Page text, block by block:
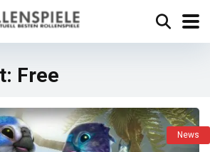
Free
News